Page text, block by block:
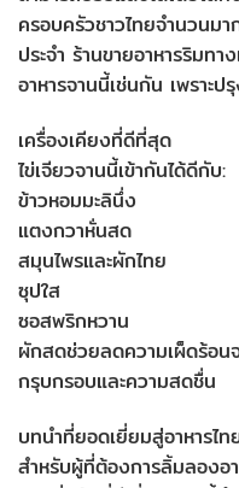
ครอบครัวชาวไทยจำนวนม
ประจำ ร้านขายอาหารริมท
อาหารจานนี้เช่นกัน เพราะ
เครื่องเคียงที่ดีที่สุด
ไข่เจียวจานนี้เข้ากันได้ดีกับ:
ข้าวหอมมะลินึ่ง
แตงกวาหั่นสด
สมุนไพรและผักไทย
ซุปใส
ซอสพริกหวาน
ผักสดช่วยลดความเผ็ดร้อ
กรุบกรอบและความสดชื่น
บทนำที่ยอดเยี่ยมสู่อาหารไท
สำหรับผู้ที่ต้องการลิ้มลองอ